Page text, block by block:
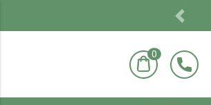
Previous
0